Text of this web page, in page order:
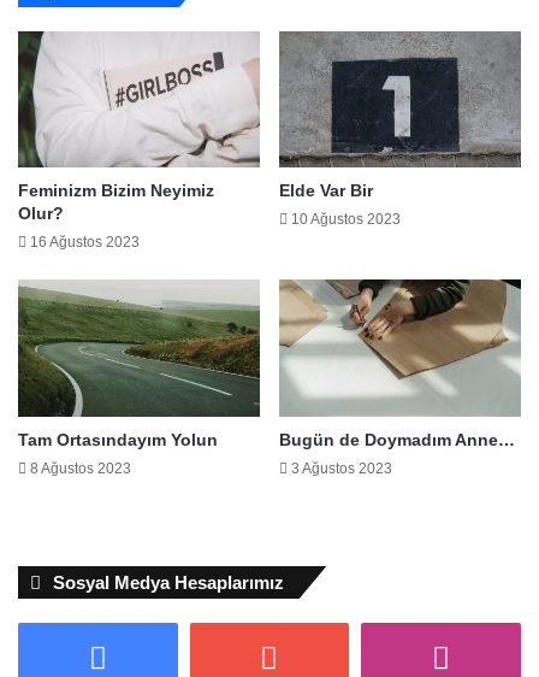
Feminizm Bizim Neyimiz
Olur?
16 Ağustos 2023
Elde Var Bir
10 Ağustos 2023
Tam Ortasındayım Yolun
8 Ağustos 2023
Bugün de Doymadım Anne…
3 Ağustos 2023
Sosyal Medya Hesaplarımız